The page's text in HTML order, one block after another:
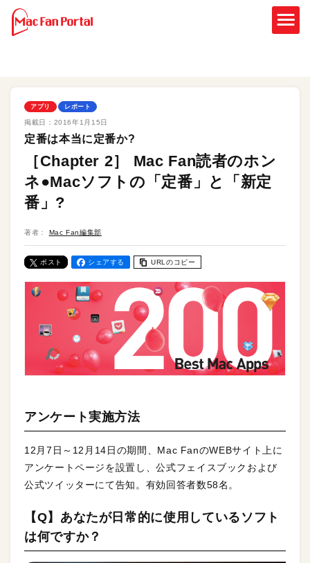
アプリ レポート
掲載日： 2016年1月15日
定番は本当に定番か?
［Chapter 2］ Mac Fan読者のホン
ネ●Macソフトの「定番」と「新定
番」?
著者： Mac Fan編集部
ポスト シェアする URLのコピー
アンケート実施方法
12月7日～12月14日の期間、Mac FanのWEBサイト上に
アンケートページを設置し、公式フェイスブックおよび
公式ツイッターにて告知。有効回答者数58名。
【Q】あなたが日常的に使用しているソフト
は何ですか？